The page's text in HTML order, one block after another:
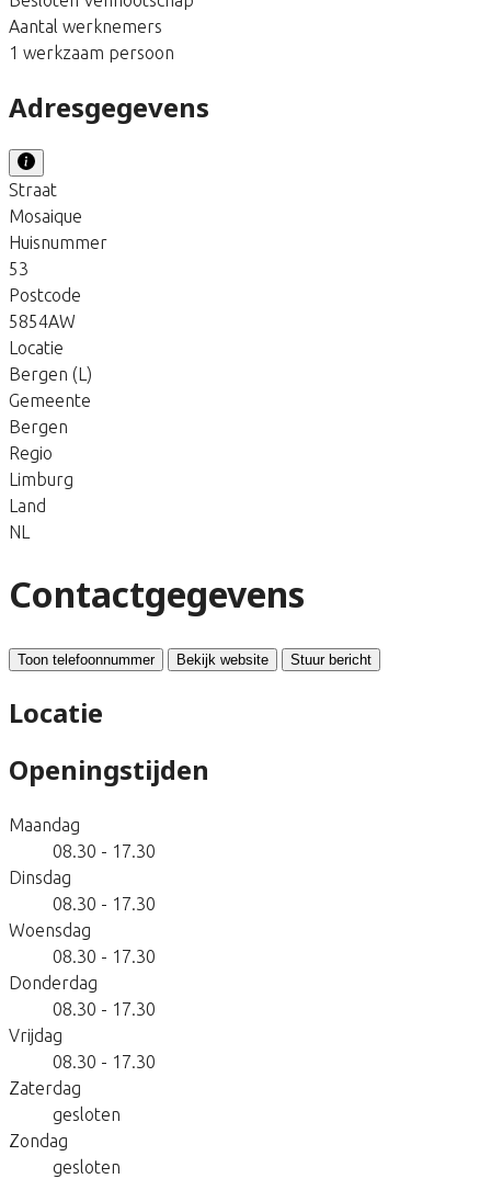
Aantal werknemers
1 werkzaam persoon
Adresgegevens
Straat
Mosaique
Huisnummer
53
Postcode
5854AW
Locatie
Bergen (L)
Gemeente
Bergen
Regio
Limburg
Land
NL
Contactgegevens
Toon telefoonnummer Bekijk website Stuur bericht
Locatie
Openingstijden
Maandag
08.30 - 17.30
Dinsdag
08.30 - 17.30
Woensdag
08.30 - 17.30
Donderdag
08.30 - 17.30
Vrijdag
08.30 - 17.30
Zaterdag
gesloten
Zondag
gesloten